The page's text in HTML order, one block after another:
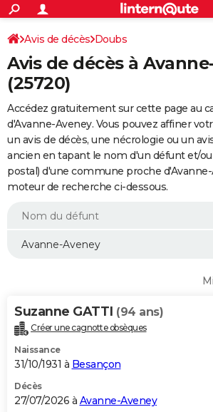
ACTUALITÉS
Politique
Société
Faits Divers
Education
Monde
Villes
+
SPORT
Coupe du monde 2026
Football
Tennis
Cyclisme
Rugby
Forum
FINANCE
Retraite
Impôts
Epargne
Immobilier
Risques naturels par ville
Banque
Assurance
Crédit
Essais
Réserver un essai
Citadines
Berlines
SUV
Forum auto
+
HIGH-TECH
Mobiles
Meilleur smartphone
Internet
Ordinateurs
Jeux vidéo
Guide high-tech
+BRICOLAGE
Forum
Aménagement intérieur
Extérieur
Cuisine
Salle de bains
Jardinage
Rangement
WEEK-END
Guides de France
Escapades
Patrimoine
Expositions
Musées
Week-end nature
LIFESTYLE
Alimentation
Guide de la santé
Maladies
Médicaments
Sommeil
VOYAGE
Destinations
City break
Voyage nature
Voyage de noces
Forum
Climat
+PHOTO
GUIDES D'ACHAT
BONS PLANS
Avis de décès Doubs
Avis de décès à
(25720)
Accédez gratuitement sur cette page au
d'Avanne-Aveney. Vous pouvez affiner
un avis de décès, une nécrologie ou un
ancien en tapant le nom d'un défunt et/
postal) d'une commune proche
moteur de recherche ci-dessous.
Suzanne GATTI (94 ans)
Créer une cagnotte obsèques
Naissance
31/10/1931 à Besançon
Décès
27/07/2026 à Avanne-Aveney